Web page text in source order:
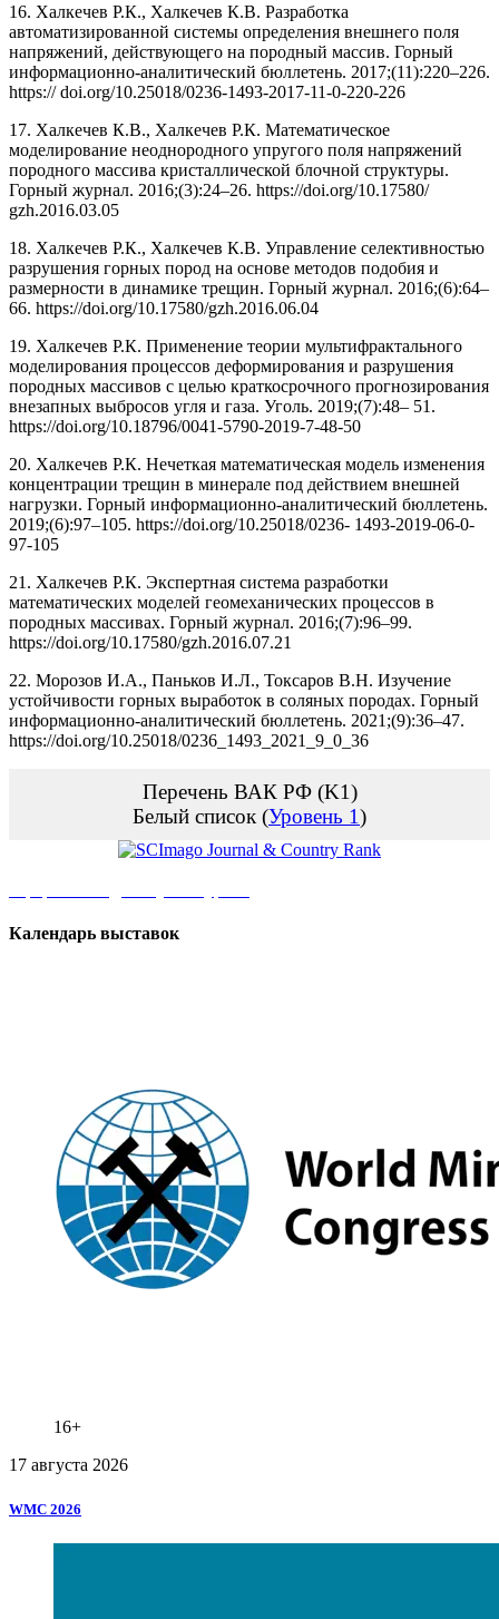
16. Халкечев Р.К., Халкечев К.В. Разработка
автоматизированной системы определения внешнего поля
напряжений, действующего на породный массив. Горный
информационно-аналитический бюллетень. 2017;(11):220–226.
https:// doi.org/10.25018/0236-1493-2017-11-0-220-226
17. Халкечев К.В., Халкечев Р.К. Математическое
моделирование неоднородного упругого поля напряжений
породного массива кристаллической блочной структуры.
Горный журнал. 2016;(3):24–26. https://doi.org/10.17580/
gzh.2016.03.05
18. Халкечев Р.К., Халкечев К.В. Управление селективностью
разрушения горных пород на основе методов подобия и
размерности в динамике трещин. Горный журнал. 2016;(6):64–
66. https://doi.org/10.17580/gzh.2016.06.04
19. Халкечев Р.К. Применение теории мультифрактального
моделирования процессов деформирования и разрушения
породных массивов с целью краткосрочного прогнозирования
внезапных выбросов угля и газа. Уголь. 2019;(7):48– 51.
https://doi.org/10.18796/0041-5790-2019-7-48-50
20. Халкечев Р.К. Нечеткая математическая модель изменения
концентрации трещин в минерале под действием внешней
нагрузки. Горный информационно-аналитический бюллетень.
2019;(6):97–105. https://doi.org/10.25018/0236- 1493-2019-06-0-
97-105
21. Халкечев Р.К. Экспертная система разработки
математических моделей геомеханических процессов в
породных массивах. Горный журнал. 2016;(7):96–99.
https://doi.org/10.17580/gzh.2016.07.21
22. Морозов И.А., Паньков И.Л., Токсаров В.Н. Изучение
устойчивости горных выработок в соляных породах. Горный
информационно-аналитический бюллетень. 2021;(9):36–47.
https://doi.org/10.25018/0236_1493_2021_9_0_36
Перечень ВАК РФ (K1)
Белый список (Уровень 1)
Календарь выставок
16+
17 августа 2026
WMC 2026